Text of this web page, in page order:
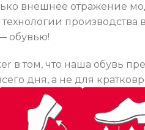
внешнее отражение
обувью!
в том, что наша обувь
дня, а не для